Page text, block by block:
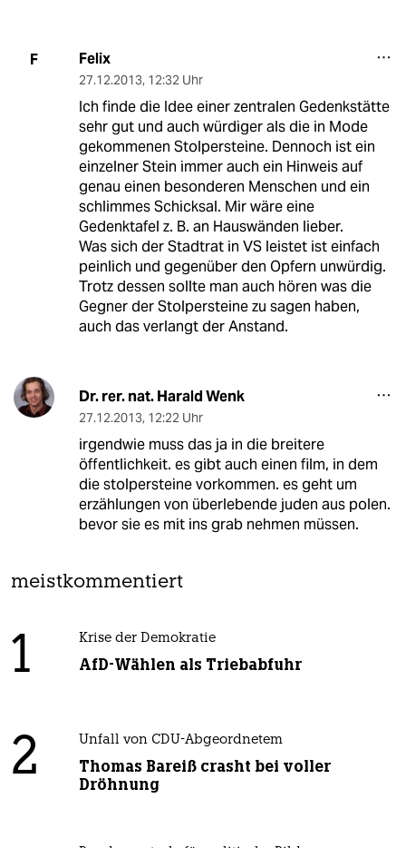
F Felix
27.12.2013, 12:32 Uhr
Ich finde die Idee einer zentralen Gedenkstätte
sehr gut und auch würdiger als die in Mode
gekommenen Stolpersteine. Dennoch ist ein
einzelner Stein immer auch ein Hinweis auf
genau einen besonderen Menschen und ein
schlimmes Schicksal. Mir wäre eine
Gedenktafel z. B. an Hauswänden lieber.
Was sich der Stadtrat in VS leistet ist einfach
peinlich und gegenüber den Opfern unwürdig.
Trotz dessen sollte man auch hören was die
Gegner der Stolpersteine zu sagen haben,
auch das verlangt der Anstand.
Dr. rer. nat. Harald Wenk
27.12.2013, 12:22 Uhr
irgendwie muss das ja in die breitere
öffentlichkeit. es gibt auch einen film, in dem
die stolpersteine vorkommen. es geht um
erzählungen von überlebende juden aus polen.
bevor sie es mit ins grab nehmen müssen.
meistkommentiert
1 Krise der Demokratie
AfD-Wählen als Triebabfuhr
2 Unfall von CDU-Abgeordnetem
Thomas Bareiß crasht bei voller
Dröhnung